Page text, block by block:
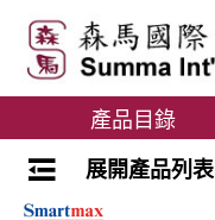
產品目錄
展開產品列表